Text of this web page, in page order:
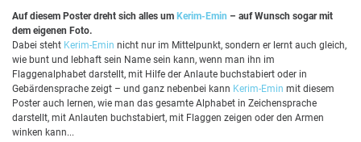
Auf diesem Poster dreht sich alles um Kerim-Emin – auf Wunsch sogar mit
dem eigenen Foto.
Dabei steht Kerim-Emin nicht nur im Mittelpunkt, sondern er lernt auch gleich,
wie bunt und lebhaft sein Name sein kann, wenn man ihn im
Flaggenalphabet darstellt, mit Hilfe der Anlaute buchstabiert oder in
Gebärdensprache zeigt – und ganz nebenbei kann Kerim-Emin mit diesem
Poster auch lernen, wie man das gesamte Alphabet in Zeichensprache
darstellt, mit Anlauten buchstabiert, mit Flaggen zeigen oder den Armen
winken kann...